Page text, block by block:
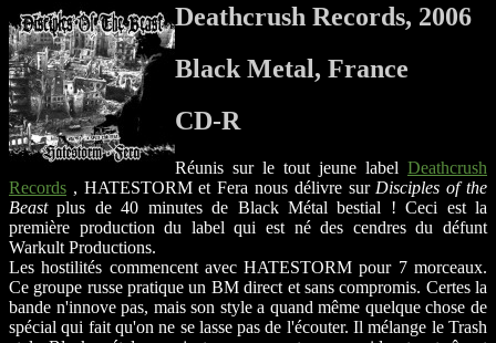
Deathcrush Records, 2006
Black Metal, France
CD-R
Réunis sur le tout jeune label Deathcrush
Records , HATESTORM et Fera nous délivre sur Disciples of the
Beastplus de 40 minutes de Black Métal bestial ! Ceci est la
première production du label qui est né des cendres du défunt
Warkult Productions.
Les hostilités commencent avec HATESTORM pour 7 morceaux.
Ce groupe russe pratique un BM direct et sans compromis. Certes la
bande n'innove pas, mais son style a quand même quelque chose de
spécial qui fait qu'on ne se lasse pas de l'écouter. Il mélange le Trash